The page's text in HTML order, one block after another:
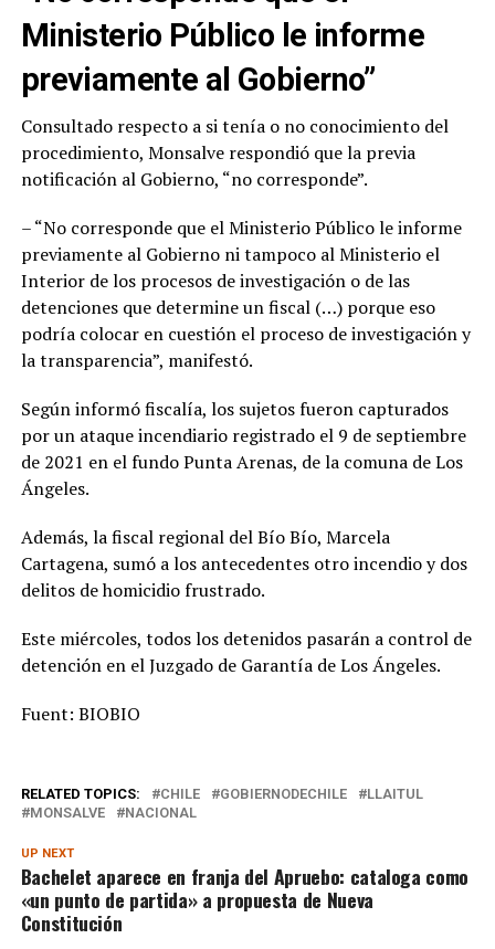
Ministerio Público le informe
previamente al Gobierno”
Consultado respecto a si tenía o no conocimiento del
procedimiento, Monsalve respondió que la previa
notificación al Gobierno, “no corresponde”.
– “No corresponde que el Ministerio Público le informe
previamente al Gobierno ni tampoco al Ministerio el
Interior de los procesos de investigación o de las
detenciones que determine un fiscal (…) porque eso
podría colocar en cuestión el proceso de investigación y
la transparencia”, manifestó.
Según informó fiscalía, los sujetos fueron capturados
por un ataque incendiario registrado el 9 de septiembre
de 2021 en el fundo Punta Arenas, de la comuna de Los
Ángeles.
Además, la fiscal regional del Bío Bío, Marcela
Cartagena, sumó a los antecedentes otro incendio y dos
delitos de homicidio frustrado.
Este miércoles, todos los detenidos pasarán a control de
detención en el Juzgado de Garantía de Los Ángeles.
Fuent: BIOBIO
RELATED TOPICS: CHILE GOBIERNODECHILE
LLAITUL
MONSALVE
NACIONAL
UP NEXT
Bachelet aparece en franja del Apruebo: cataloga como
«un punto de partida» a propuesta de Nueva
Constitución